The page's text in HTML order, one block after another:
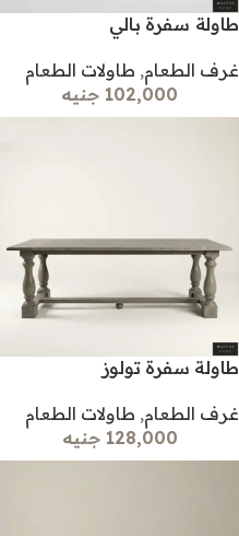
طاولة سفرة بالي
غرف الطعام, طاولات الطعام
102,000 جنيه
طاولة سفرة تولوز
غرف الطعام, طاولات الطعام
128,000 جنيه